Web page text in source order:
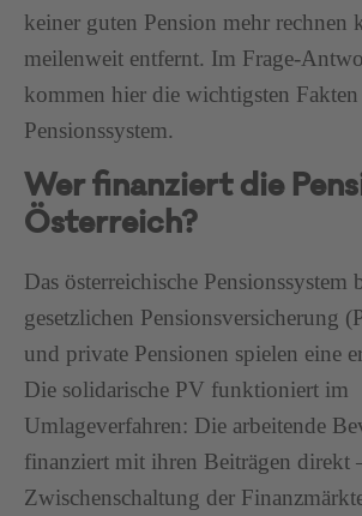
keiner guten Pension mehr rechnen
meilenweit entfernt. Im Frage-
kommen hier die wichtigsten Fakten
Pensionssystem.
Wer finanziert die
Österreich?
Das österreichische Pensionssystem
gesetzlichen Pensionsversicherung
und private Pensionen spielen eine
Die solidarische PV funktioniert im
Umlageverfahren: Die arbeitende
finanziert mit ihren Beiträgen direkt
Zwischenschaltung der